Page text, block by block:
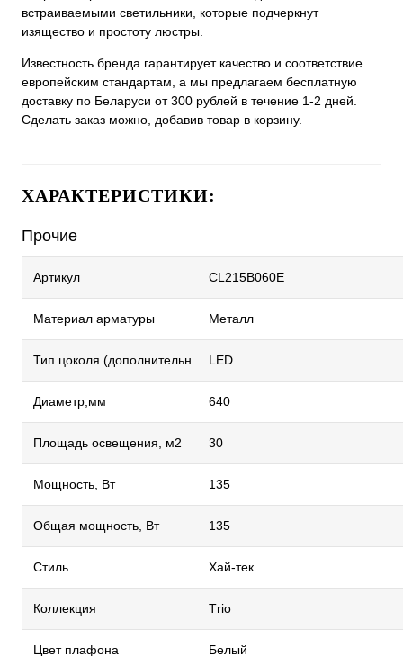
встраиваемыми светильники, которые подчеркнут
изящество и простоту люстры.
Известность бренда гарантирует качество и соответствие
европейским стандартам, а мы предлагаем бесплатную
доставку по Беларуси от 300 рублей в течение 1-2 дней.
Сделать заказ можно, добавив товар в корзину.
ХАРАКТЕРИСТИКИ:
Прочие
Артикул CL215B060E
Материал арматуры Металл
LED
Диаметр,мм 640
Площадь освещения, м2 30
Мощность, Вт 135
Общая мощность, Вт 135
Стиль Хай-тек
Коллекция Тrio
Цвет плафона Белый